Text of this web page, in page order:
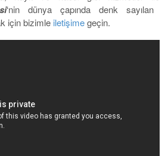
‘nin dünya çapında denk sayılan
için bizimle iletişimegeçin.